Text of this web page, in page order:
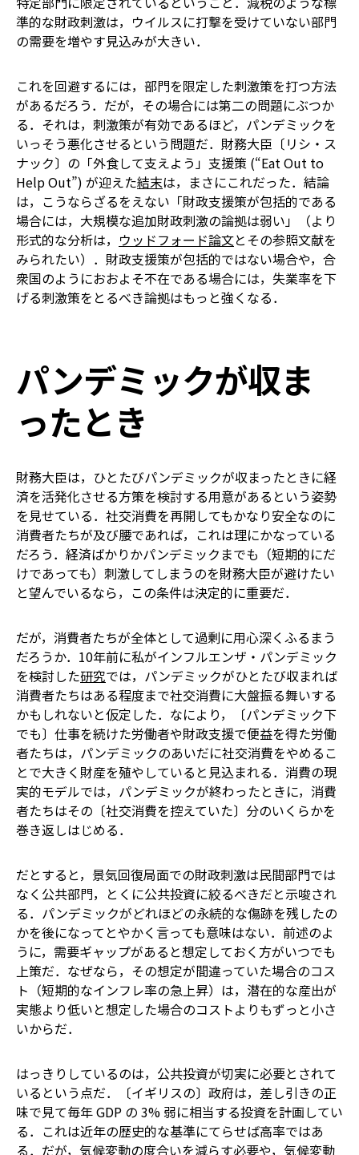
準的な財政刺激は，ウイルスに打撃を受けていない部門
の需要を増やす見込みが大きい．
これを回避するには，部門を限定した刺激策を打つ方法
があるだろう．だが，その場合には第二の問題にぶつか
る．それは，刺激策が有効であるほど，パンデミックを
いっそう悪化させるという問題だ．財務大臣〔リシ・ス
ナック〕の「外食して支えよう」支援策 (“Eat Out to
Help Out”) が迎えた結末は，まさにこれだった．結論
は，こうならざるをえない―――「財政支援策が包括的である
場合には，大規模な追加財政刺激の論拠は弱い」（より
形式的な分析は， ウッドフォード論文とその参照文献を
みられたい）．財政支援策が包括的ではない場合や，合
衆国のようにおおよそ不在である場合には，失業率を下
げる刺激策をとるべき論拠はもっと強くなる．
パンデミックが収ま
ったとき
財務大臣は，ひとたびパンデミックが収まったときに経
済を活発化させる方策を検討する用意があるという姿勢
を見せている．社交消費を再開してもかなり安全なのに
消費者たちが及び腰であれば，これは理にかなっている
だろう．経済ばかりかパンデミックまでも（短期的にだ
けであっても）刺激してしまうのを財務大臣が避けたい
と望んでいるなら，この条件は決定的に重要だ．
だが，消費者たちが全体として過剰に用心深くふるまう
だろうか．10年前に私がインフルエンザ・パンデミック
を検討した研究では，パンデミックがひとたび収まれば
消費者たちはある程度まで社交消費に大盤振る舞いする
かもしれないと仮定した．なにより，〔パンデミック下
でも〕仕事を続けた労働者や財政支援で便益を得た労働
者たちは，パンデミックのあいだに社交消費をやめるこ
とで大きく財産を殖やしていると見込まれる．消費の現
実的モデルでは，パンデミックが終わったときに，消費
者たちはその〔社交消費を控えていた〕分のいくらかを
巻き返しはじめる．
だとすると，景気回復局面での財政刺激は民間部門では
なく公共部門，とくに公共投資に絞るべきだと示唆され
る．パンデミックがどれほどの永続的な傷跡を残したの
かを後になってとやかく言っても意味はない．前述のよ
うに，需要ギャップがあると想定しておく方がいつでも
上策だ．なぜなら，その想定が間違っていた場合のコス
ト（短期的なインフレ率の急上昇）は，潜在的な産出が
実態より低いと想定した場合のコストよりもずっと小さ
いからだ．
はっきりしているのは，公共投資が切実に必要とされて
いるという点だ．〔イギリスの〕政府は，差し引きの正
味で見て毎年 GDP の 3% 弱に相当する投資を計画してい
る．これは近年の歴史的な基準にてらせば高率ではあ
る．だが，気候変動の度合いを減らす必要や，気候変動